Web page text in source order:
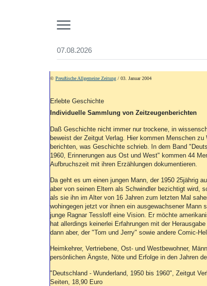
07.08.2026
Start
Aktuelle Ausgabe
Abonnenten-Login
Abonnent werden
Abo Prämien
Archiv
Mediadaten
Suchen und finden
© Preußische Allgemeine Zeitung / 03. Januar 2004
Erlebte Geschichte
Individuelle Sammlung von Zeitzeugenberichten
Daß Geschichte nicht immer nur trockene, in
beweist der Zeitgut Verlag. Hier kommen Menschen
berichten, was Geschichte schrieb. In dem Band
1960, Erinnerungen aus Ost und West" kommen 44
Aufbruchszeit mit ihren Erzählungen dokumentieren.
Da geht es um einen jungen Mann, der 1950 25jährig
aber von seinen Eltern als Schwindler bezichtigt wird,
als sie ihn im Alter von 16 Jahren zum letzten Mal
wohingegen jetzt vor ihnen ein ausgewachsener Mann
junge Ragnar Tessloff eine Vision. Er möchte
hat allerdings keinerlei Erfahrungen mit der
dann aber, der "Tom und Jerry" sowie andere Comic-
Heimkehrer, Vertriebene, Ost- und Westbewohner,
persönlichen Ängste, Nöte und Erfolge in den Jahren
"Deutschland - Wunderland, 1950 bis 1960", Zeitgut
Seiten, 18,90 Euro